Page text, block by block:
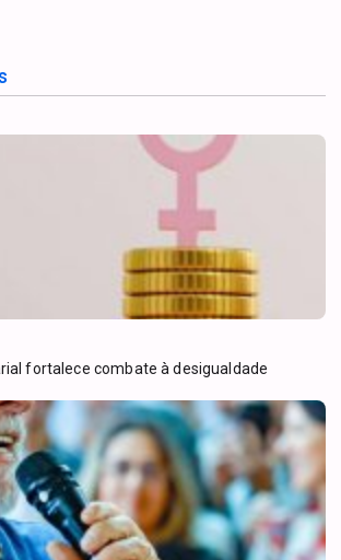
fortalece combate à desigualdade